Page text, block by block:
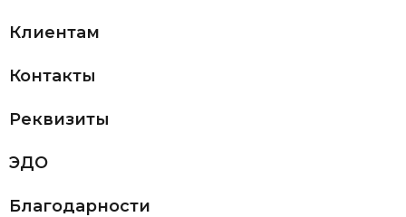
Клиентам
Контакты
Реквизиты
ЭДО
Благодарности